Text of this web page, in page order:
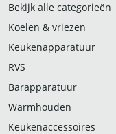
Bekijk alle categorieën
Koelen & vriezen
Keukenapparatuur
RVS
Barapparatuur
Warmhouden
Keukenaccessoires